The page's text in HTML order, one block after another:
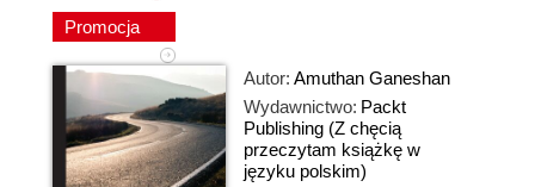
Promocja
Autor: Amuthan Ganeshan
Wydawnictwo: Packt
Publishing (Z chęcią
przeczytam książkę w
języku polskim)